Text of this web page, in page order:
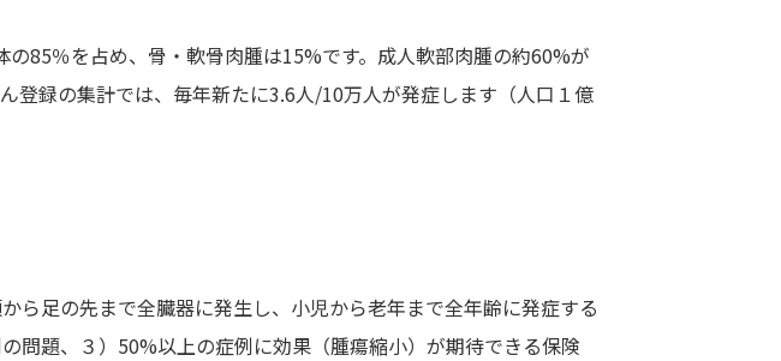
85％を占め、骨・軟骨肉腫は15%です。成人軟部肉腫の約60%が
登録の集計では、毎年新たに3.6人/10万人が発症します（人口１億
ら足の先まで全臓器に発生し、小児から老年まで全年齢に発症する
問題、３）50%以上の症例に効果（腫瘍縮小）が期待できる保険